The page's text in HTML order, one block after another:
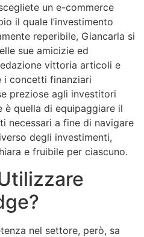
un e-commerce
il quale l’investimento
reperibile, Giancarla si
sue amicizie ed
vittoria articoli e
i concetti finanziari
preziose agli investitori
è quella di equipaggiare il
necessari a fine di navigare
degli investimenti,
e fruibile per ciascuno.
nel settore, però, sa